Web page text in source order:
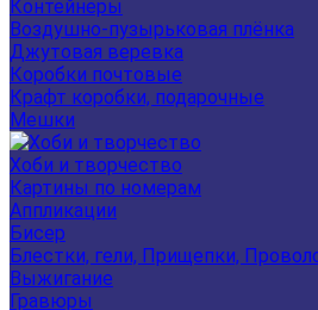
Контейнеры
Воздушно-пузырьковая плёнка
Джутовая веревка
Коробки почтовые
Крафт коробки, подарочные
Мешки
Хоби и творчество
Картины по номерам
Аппликации
Бисер
Блестки, гели, Прищепки,
Выжигание
Гравюры